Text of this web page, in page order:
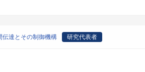
伝達とその制御機構 研究代表者